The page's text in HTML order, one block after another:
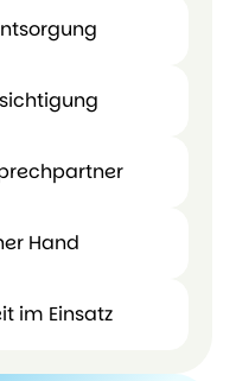
zuverlässig
Übergabe
Entsorgung
Hand
im Einsatz